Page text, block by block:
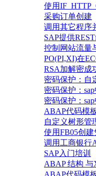
使用
采购订单创建
调用其它程序
SAP提供
控制网站流量
PO(PI,XI)在
RSA加解密成
密码保护：自
密码保护：
密码保护：
ABAP代码模
自定义树形管
使用FB05创建
调用工商银行
SAP入门培训
ABAP 结构
ABAP代码模